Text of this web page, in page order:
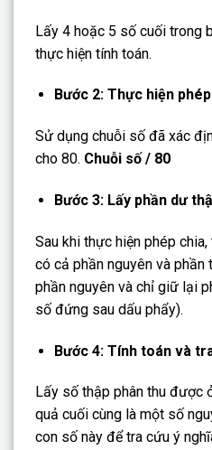
Lấy 4 hoặc 5 số cuối trong
thực hiện tính toán.
Bước 2: Thực hiện
Sử dụng chuỗi số đã xác
cho 80. Chuỗi số / 80
Bước 3: Lấy phần dư
Sau khi thực hiện phép
có cả phần nguyên và phần
phần nguyên và chỉ giữ lại
số đứng sau dấu phẩy).
Bước 4: Tính toán và
Lấy số thập phân thu được
quả cuối cùng là một số
con số này để tra cứu ý